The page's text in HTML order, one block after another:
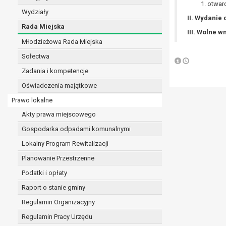
Wydziały
Rada Miejska
Młodzieżowa Rada Miejska
Sołectwa
Zadania i kompetencje
Oświadczenia majątkowe
Prawo lokalne
Akty prawa miejscowego
Gospodarka odpadami komunalnymi
Lokalny Program Rewitalizacji
Planowanie Przestrzenne
Podatki i opłaty
Raport o stanie gminy
Regulamin Organizacyjny
Regulamin Pracy Urzędu
II.
III. Wolne
realizacji zadań wynikających z przepisów
szeregu ustaw kompetencyjnych
zawarcia i realizacji umów;
ochrony żywotnych interesów osoby, której
w pozostałych przypadkach dane osobowe
W związku z przetwarzaniem danych w celu
osobowych. Odbiorcami mogą być:
Pani/Pana dane osobowe będą przetwarzane przez
przepisy prawa powszechnie obowiązującego.
W przypadku, gdy dane osobowe przetwarzane są na
W przypadku, gdy dane osobowe przetwarzane są w
czasie w zakresie wymaganym przez przepisy prawa
rozliczeniu umowy, do czasu wycofania tej zgody.
Ponadto w przypadku umów o dofinansowanie dane
beneficjentem a określoną instytucją, trwałości
W związku z przetwarzaniem przez administratora
prawo dostępu do treści danych oraz